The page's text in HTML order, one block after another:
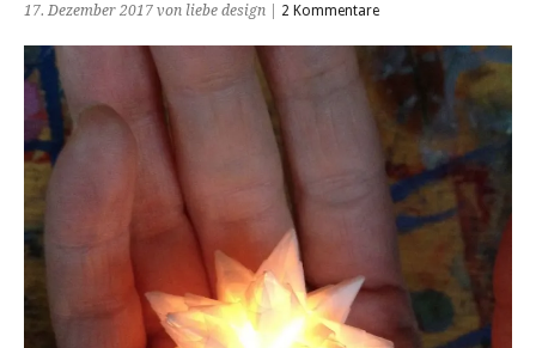
17. Dezember 2017 von liebe design | 2 Kommentare